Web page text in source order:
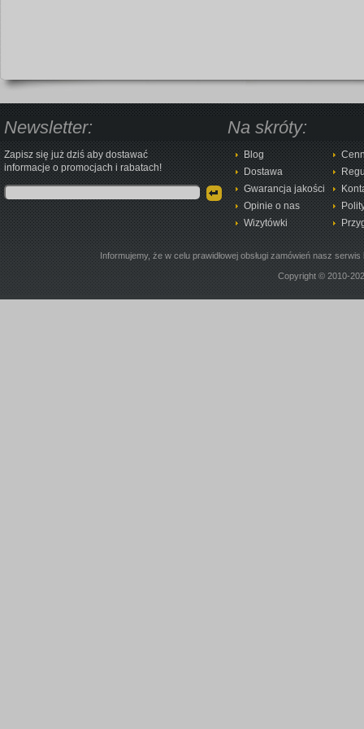
Newsletter:
Zapisz się już dziś aby dostawać
informacje o promocjach i rabatach!
Na skróty:
Blog
Dostawa
Gwarancja jakości
Opinie o nas
Wizytówki
Informujemy, że w celu prawidłowej obsługi zamówień nasz
Copyright © 2010-